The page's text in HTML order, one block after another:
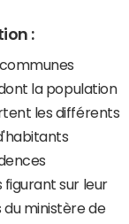
:
la population
les différents
figurant sur leur
ministère de